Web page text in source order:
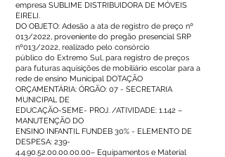
empresa SUBLIME DISTRIBUIDORA DE MÓVEIS
EIRELI.
DO OBJETO: Adesão a ata de registro de preço nº
013/2022, proveniente do pregão presencial SRP
nº013/2022, realizado pelo consórcio
público do Extremo Sul, para registro de preços
para futuras aquisições de mobiliário escolar para a
rede de ensino Municipal DOTAÇÃO
ORÇAMENTÁRIA: ÓRGÃO: 07 - SECRETARIA
MUNICIPAL DE
EDUCAÇÃO-SEME- PROJ. /ATIVIDADE: 1.142 –
MANUTENÇÃO DO
ENSINO INFANTIL FUNDEB 30% - ELEMENTO DE
DESPESA: 239-
4.4.90.52.00.00.00.00– Equipamentos e Material